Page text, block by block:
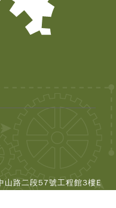
All
路二段57號工程館3樓E